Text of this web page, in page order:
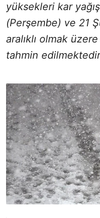
yüksekleri kar
(Perşembe) ve 21
aralıklı olmak
tahmin